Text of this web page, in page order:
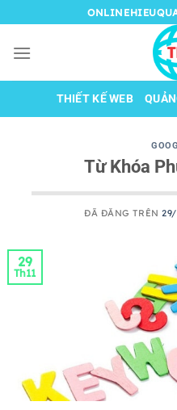
đến
nội
THIẾT KẾ WEB
Từ Khóa
ĐÃ ĐĂNG TRÊN
29
Th11